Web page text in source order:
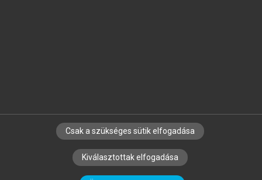
SZERZŐKNEK CÉGEKNEK KÖNYVTÁROSOKNAK
SZERKESZTÉSI ÉS LEKTORÁLÁSI ALAPELVEK
Csak a szükséges sütik elfogadása
Kiválasztottak elfogadása